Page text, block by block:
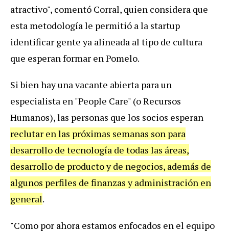
atractivo", comentó Corral, quien considera que
esta metodología le permitió a la startup
identificar gente ya alineada al tipo de cultura
que esperan formar en Pomelo.
Si bien hay una vacante abierta para un
especialista en "People Care" (o Recursos
Humanos), las personas que los socios esperan
reclutar en las próximas semanas son para
desarrollo de tecnología de todas las áreas,
desarrollo de producto y de negocios, además de
algunos perfiles de finanzas y administración en
general.
"Como por ahora estamos enfocados en el equipo